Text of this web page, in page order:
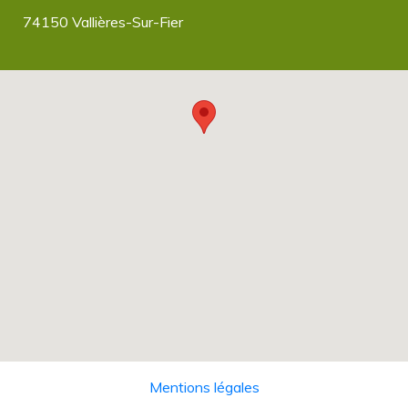
74150 Vallières-Sur-Fier
Mentions légales